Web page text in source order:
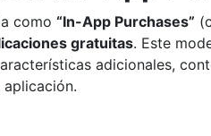
como “In-App Purchases”
gratuitas. Este
adicionales,